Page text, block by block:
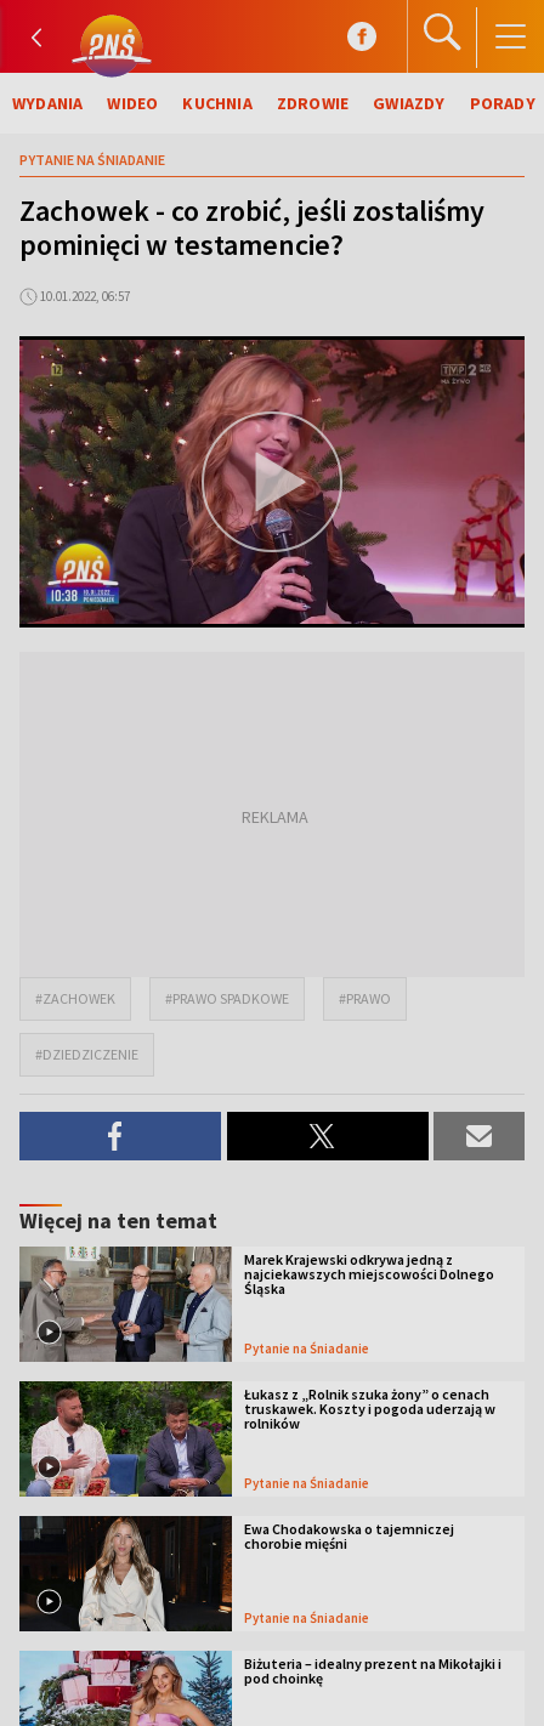
WYDANIA WIDEO KUCHNIA ZDROWIE GWIAZDY PORADY
PYTANIE NA ŚNIADANIE
Zachowek - co zrobić, jeśli zostaliśmy
pominięci w testamencie?
10.01.2022, 06:57
#ZACHOWEK #PRAWO SPADKOWE #PRAWO
#DZIEDZICZENIE
Więcej na ten temat
Marek Krajewski odkrywa jedną z
najciekawszych miejscowości Dolnego
Śląska
Pytanie na Śniadanie
Łukasz z „Rolnik szuka żony” o cenach
truskawek. Koszty i pogoda uderzają w
rolników
Pytanie na Śniadanie
Ewa Chodakowska o tajemniczej
chorobie mięśni
Pytanie na Śniadanie
Biżuteria – idealny prezent na Mikołajki i
pod choinkę